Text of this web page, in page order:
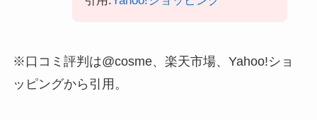
※口コミ評判は@cosme、楽天市場、Yahoo!ショ
ッピングから引用。